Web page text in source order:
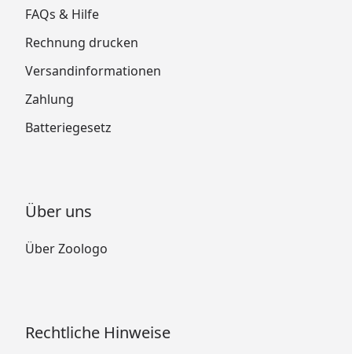
FAQs & Hilfe
Rechnung drucken
Versandinformationen
Zahlung
Batteriegesetz
Über uns
Über Zoologo
Rechtliche Hinweise